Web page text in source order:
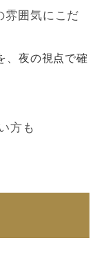
雰囲気にこだ
、夜の視点で確
方も